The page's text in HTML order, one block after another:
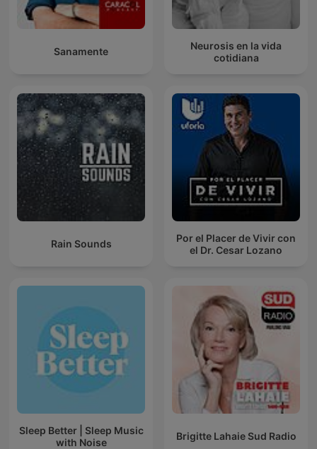
Sanamente
Neurosis en la vida
cotidiana
Rain Sounds
Por el Placer de Vivir con
el Dr. Cesar Lozano
Sleep Better | Sleep Music
with Noise
Brigitte Lahaie Sud Radio